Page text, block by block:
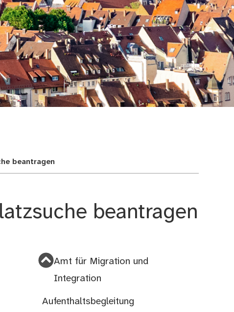
beantragen
beantragen
Amt für Migration und
Integration
Aufenthaltsbegleitung